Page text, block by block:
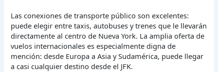
Las conexiones de transporte público son excelentes:
puede elegir entre taxis, autobuses y trenes que le llevarán
directamente al centro de Nueva York. La amplia oferta de
vuelos internacionales es especialmente digna de
mención: desde Europa a Asia y Sudamérica, puede llegar
a casi cualquier destino desde el JFK.